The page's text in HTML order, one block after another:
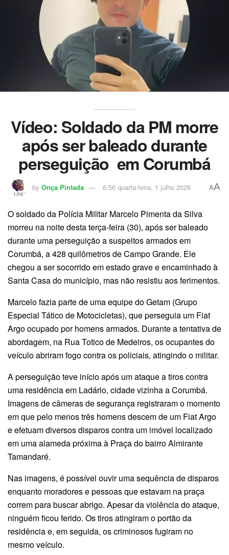
Vídeo: Soldado da PM morre
após ser baleado durante
perseguição em Corumbá
by Onça Pintada 6:56 quarta-feira, 1 julho 2026 AA
O soldado da Polícia Militar Marcelo Pimenta da Silva
morreu na noite desta terça-feira (30), após ser baleado
durante uma perseguição a suspeitos armados em
Corumbá, a 428 quilômetros de Campo Grande. Ele
chegou a ser socorrido em estado grave e encaminhado à
Santa Casa do município, mas não resistiu aos ferimentos.
Marcelo fazia parte de uma equipe do Getam (Grupo
Especial Tático de Motocicletas), que perseguia um Fiat
Argo ocupado por homens armados. Durante a tentativa de
abordagem, na Rua Totico de Medeiros, os ocupantes do
veículo abriram fogo contra os policiais, atingindo o militar.
A perseguição teve início após um ataque a tiros contra
uma residência em Ladário, cidade vizinha a Corumbá.
Imagens de câmeras de segurança registraram o momento
em que pelo menos três homens descem de um Fiat Argo
e efetuam diversos disparos contra um imóvel localizado
em uma alameda próxima à Praça do bairro Almirante
Tamandaré.
Nas imagens, é possível ouvir uma sequência de disparos
enquanto moradores e pessoas que estavam na praça
correm para buscar abrigo. Apesar da violência do ataque,
ninguém ficou ferido. Os tiros atingiram o portão da
residência e, em seguida, os criminosos fugiram no
mesmo veículo.